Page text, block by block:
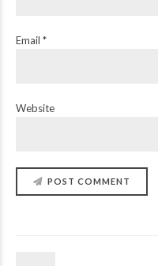
Email *
Website
POST COMMENT